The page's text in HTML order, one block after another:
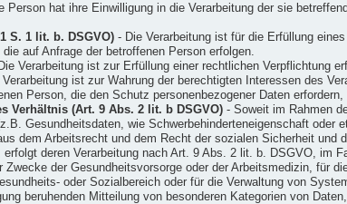
Person hat ihre Einwilligung in die Verarbeitung der sie
S. 1 lit. b. DSGVO)- Die Verarbeitung ist für die Erfüllung
auf Anfrage der betroffenen Person erfolgen.
Verarbeitung ist zur Erfüllung einer rechtlichen Verpflichtung
ist zur Wahrung der berechtigten Interessen des
Person, die den Schutz personenbezogener Daten erfordern,
Verhältnis (Art. 9 Abs. 2 lit. b DSGVO)- Soweit im Rahmen
Gesundheitsdaten, wie Schwerbehinderteneigenschaft oder
dem Arbeitsrecht und dem Recht der sozialen Sicherheit und
deren Verarbeitung nach Art. 9 Abs. 2 lit. b. DSGVO, im
der Gesundheitsvorsorge oder der Arbeitsmedizin, für
oder Sozialbereich oder für die Verwaltung von
beruhenden Mitteilung von besonderen Kategorien von